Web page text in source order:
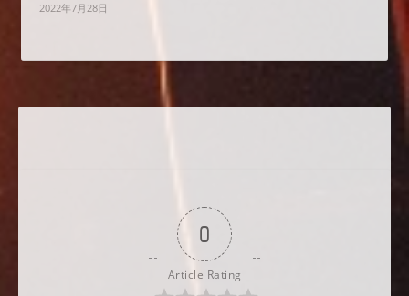
2022年7月28日
0
Article Rating